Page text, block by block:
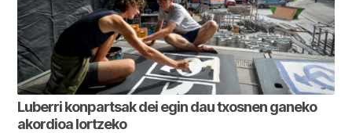
Luberri konpartsak dei egin dau txosnen ganeko
akordioa lortzeko